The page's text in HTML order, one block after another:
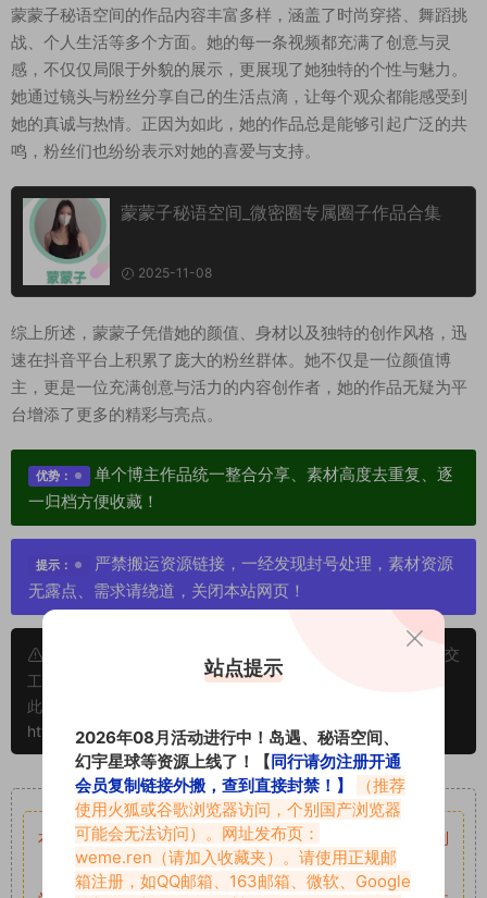
蒙蒙子秘语空间的作品内容丰富多样，涵盖了时尚穿搭、舞蹈挑
战、个人生活等多个方面。她的每一条视频都充满了创意与灵
感，不仅仅局限于外貌的展示，更展现了她独特的个性与魅力。
她通过镜头与粉丝分享自己的生活点滴，让每个观众都能感受到
她的真诚与热情。正因为如此，她的作品总是能够引起广泛的共
鸣，粉丝们也纷纷表示对她的喜爱与支持。
蒙蒙子秘语空间_微密圈专属圈子作品合集
2025-11-08
综上所述，蒙蒙子凭借她的颜值、身材以及独特的创作风格，迅
速在抖音平台上积累了庞大的粉丝群体。她不仅是一位颜值博
主，更是一位充满创意与活力的内容创作者，她的作品无疑为平
台增添了更多的精彩与亮点。
优势：
单个博主作品统一整合分享、素材高度去重复、逐
一归档方便收藏！
提示：
严禁搬运资源链接，一经发现封号处理，素材资源
无露点、需求请绕道，关闭本站网页！
申明：本文资源均来源网友分享，若侵犯了您的权限可以提交
工单处理。
此外本文章皆属于原创文章，转载请注明出处！原文链接：
https://www.vmiba.com/17851.html
重要声明
本站资源均来自网络分享，如有侵犯你的权益请私信留言
收到
留言后，我们会第一时间进行审核后删除。
站点提示
2026年08月活动进行中！岛遇、秘语空间、
幻宇星球等资源上线了！【同行请勿注册开通
会员复制链接外搬，查到直接封禁！】
（推荐
使用火狐或谷歌浏览器访问，个别国产浏览器
可能会无法访问）。网址发布页：
weme.ren （请加入收藏夹）。请使用正规邮
箱注册，如QQ邮箱、163邮箱、微软、Google